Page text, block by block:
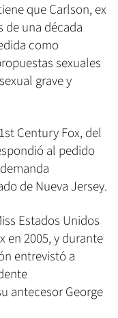
que Carlson, ex
de una década
como
sexuales
grave y
Century Fox, del
al pedido
de Nueva Jersey.
Estados Unidos
en 2005, y durante
entrevistó a
antecesor George